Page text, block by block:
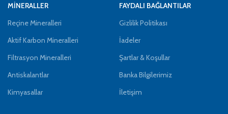
MİNERALLER
Reçine Mineralleri
Aktif Karbon Mineralleri
Filtrasyon Mineralleri
Antiskalantlar
Kimyasallar
FAYDALI BAĞLANTILAR
Gizlilik Politikası
İadeler
Şartlar & Koşullar
Banka Bilgilerimiz
İletişim